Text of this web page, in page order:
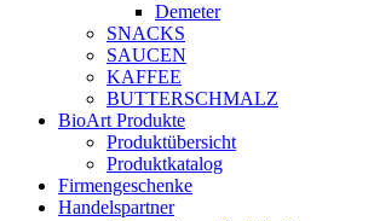
Demeter
SNACKS
SAUCEN
KAFFEE
BUTTERSCHMALZ
BioArt Produkte
Produktübersicht
Produktkatalog
Firmengeschenke
Handelspartner